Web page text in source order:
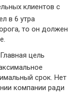
клиентов с
в 6 утра
то он должен
цель
срок. Нет
компании ради